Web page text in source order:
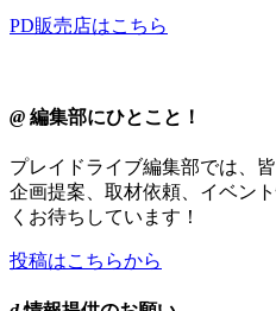
PD販売店はこちら
@ 編集部にひとこと！
プレイドライブ編集部では、
企画提案、取材依頼、イベン
くお待ちしています！
投稿はこちらから